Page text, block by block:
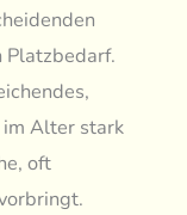
Platzbedarf.
Alter stark
oft